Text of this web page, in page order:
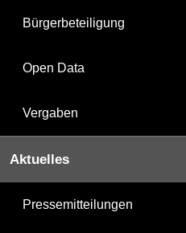
Bürgerbeteiligung
Open Data
Vergaben
Aktuelles
Pressemitteilungen